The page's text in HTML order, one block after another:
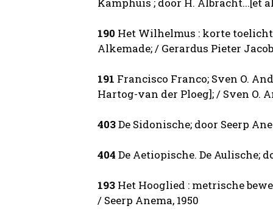
Kamphuis ; door H. Albracht...[et
190 Het Wilhelmus : korte
Alkemade; / Gerardus Pieter
191 Francisco Franco; Sven O.
Hartog-van der Ploeg]; / Sven O.
403De Sidonische; door Seerp
404 De Aetiopische. De Aulische;
193 Het Hooglied : metrische
/ Seerp Anema, 1950